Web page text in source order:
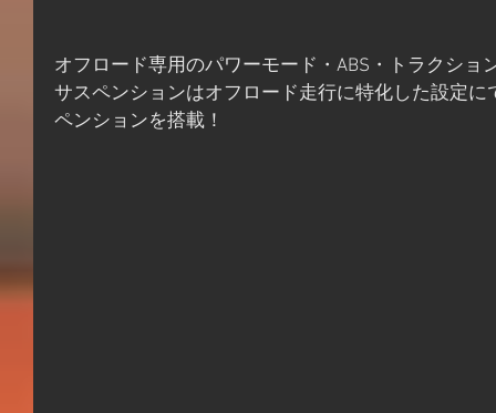
オフロード専用のパワーモード・ABS・トラクショ
サスペンションはオフロード走行に特化した設定
ペンションを搭載！